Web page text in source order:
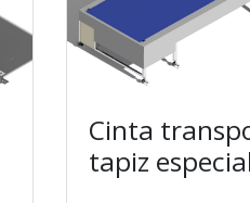
Cinta
tapiz